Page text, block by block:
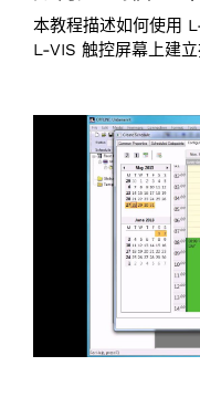
本教程描述如何使用
L-VIS 触控屏幕上建立